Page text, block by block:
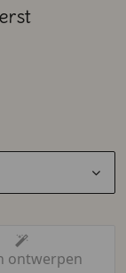
ontwerpen